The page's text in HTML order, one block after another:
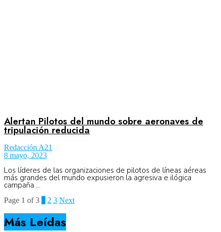
Alertan Pilotos del mundo sobre aeronaves de
tripulación reducida
Redacción A21
8 mayo, 2023
Los líderes de las organizaciones de pilotos de líneas aéreas
más grandes del mundo expusieron la agresiva e ilógica
campaña ...
Page 1 of 3 1 2 3 Next
Más Leídas